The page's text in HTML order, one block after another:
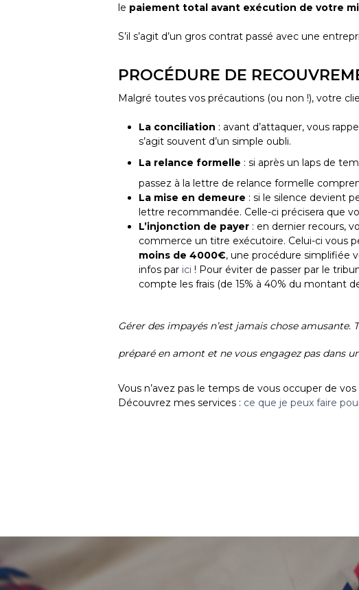
le paiement total avant exécution de votre
S’il s’agit d’un gros contrat passé avec une
PROCÉDURE DE
Malgré toutes vos précautions (ou non !), votre
La conciliation : avant d’attaquer, vous
s’agit souvent d’un simple oubli.
La relance formelle : si après un laps de
passez à la lettre de relance formelle
La mise en demeure : si le silence devient
lettre recommandée. Celle-ci précisera que
L’injonction de payer : en dernier recours,
commerce un titre exécutoire. Celui-ci vous
moins de 4000€, une procédure simplifiée
infos par ici ! Pour éviter de passer par le
compte les frais (de 15% à 40% du montant
Gérer des impayés n’est jamais chose
préparé en amont et ne vous engagez pas dans
Vous n’avez pas le temps de vous occuper de
Découvrez mes services : ce que je peux faire